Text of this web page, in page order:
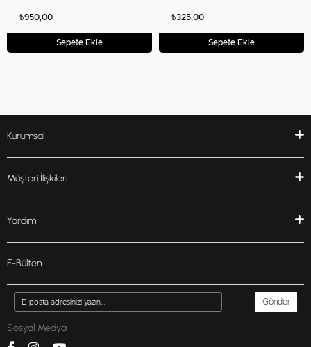
₺950,00
Sepete Ekle
₺325,00
Sepete Ekle
Kurumsal
Müşteri İlişkileri
Yardım
E-Bülten
Gönder
Sosyal Medya